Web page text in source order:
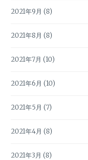
2021年9月 (8)
2021年8月 (8)
2021年7月 (10)
2021年6月 (10)
2021年5月 (7)
2021年4月 (8)
2021年3月 (8)